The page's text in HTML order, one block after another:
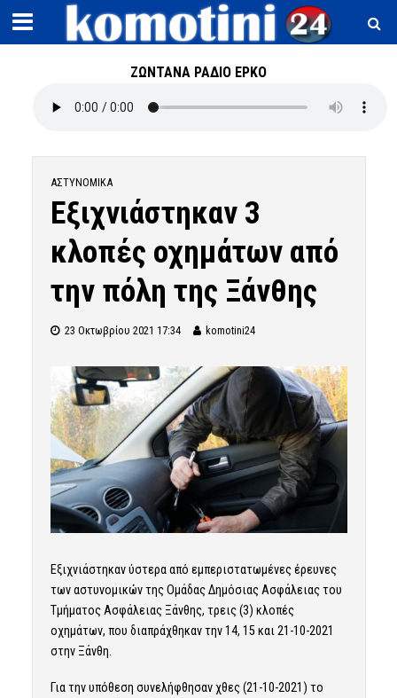
ΖΩΝΤΑΝΑ ΡΑΔΙΟ ΕΡΚΟ
ΑΣΤΥΝΟΜΙΚΆ
Εξιχνιάστηκαν 3
κλοπές οχημάτων από
την πόλη της Ξάνθης
23 Οκτωβρίου 2021 17:34 komotini24
Εξιχνιάστηκαν ύστερα από εμπεριστατωμένες έρευνες
των αστυνομικών της Ομάδας Δημόσιας Ασφάλειας του
Τμήματος Ασφάλειας Ξάνθης, τρεις (3) κλοπές
οχημάτων, που διαπράχθηκαν την 14, 15 και 21-10-2021
στην Ξάνθη.
Για την υπόθεση συνελήφθησαν χθες (21-10-2021) το